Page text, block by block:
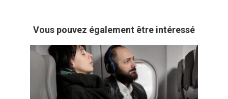
Vous pouvez également être intéressé